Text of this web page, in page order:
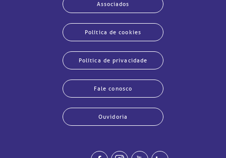
Associados
Política de cookies
Política de privacidade
Fale conosco
Ouvidoria